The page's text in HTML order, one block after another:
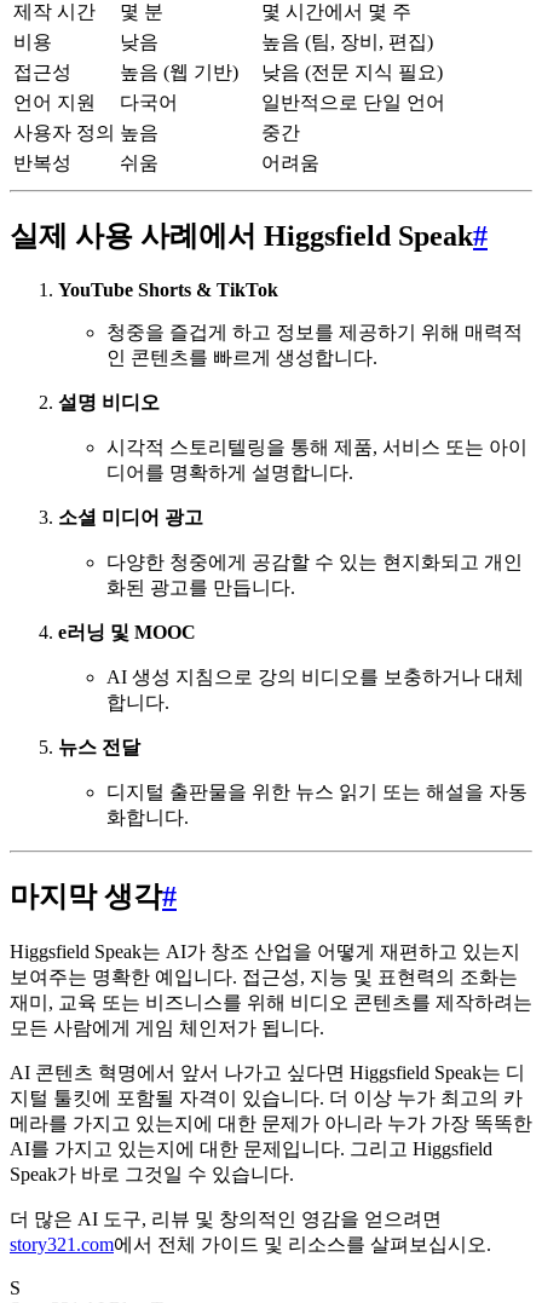
제작 시간
몇 분
몇 시간에서 몇 주
비용
낮음
높음 (팀, 장비, 편집)
접근성
높음 (웹 기반)
낮음 (전문 지식 필요)
언어 지원
다국어
일반적으로 단일 언어
사용자 정의 높음
중간
반복성
쉬움 어려움
실제 사용 사례에서 Higgsfield Speak#
YouTube Shorts & TikTok
청중을 즐겁게 하고 정보를 제공하기 위해 매력적
인 콘텐츠를 빠르게 생성합니다.
설명 비디오
시각적 스토리텔링을 통해 제품, 서비스 또는 아이
디어를 명확하게 설명합니다.
소셜 미디어 광고
다양한 청중에게 공감할 수 있는 현지화되고 개인
화된 광고를 만듭니다.
e러닝 및 MOOC
AI 생성 지침으로 강의 비디오를 보충하거나 대체
합니다.
뉴스 전달
디지털 출판물을 위한 뉴스 읽기 또는 해설을 자동
화합니다.
마지막 생각#
Higgsfield Speak는 AI가 창조 산업을 어떻게 재편하고 있는지
보여주는 명확한 예입니다. 접근성, 지능 및 표현력의 조화는
재미, 교육 또는 비즈니스를 위해 비디오 콘텐츠를 제작하려는
모든 사람에게 게임 체인저가 됩니다.
AI 콘텐츠 혁명에서 앞서 나가고 싶다면 Higgsfield Speak는 디
지털 툴킷에 포함될 자격이 있습니다. 더 이상 누가 최고의 카
메라를 가지고 있는지에 대한 문제가 아니라 누가 가장 똑똑한
AI를 가지고 있는지에 대한 문제입니다. 그리고 Higgsfield
Speak가 바로 그것일 수 있습니다.
더 많은 AI 도구, 리뷰 및 창의적인 영감을 얻으려면
story321.com에서 전체 가이드 및 리소스를 살펴보십시오.
S